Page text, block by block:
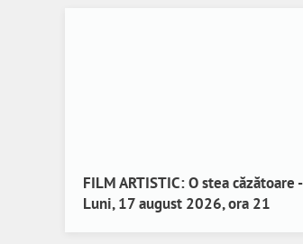
FILM ARTISTIC: O stea căzătoare -
Luni, 17 august 2026, ora 21